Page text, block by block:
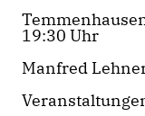
19:30 Uhr
Manfred